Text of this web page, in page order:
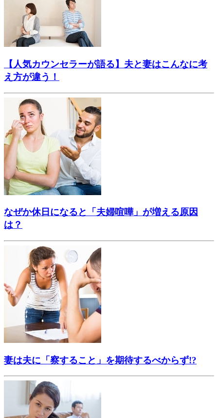
【人気カウンセラーが語る】夫と妻はこんなに考
え方が違う！
なぜか休日になると「夫婦喧嘩」が増える原因
は？
妻は夫に「察すること」を期待するべからず!?